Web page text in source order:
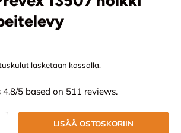
lasketaan kassalla.
4.8/5 based on 511 reviews.
MÄÄRÄÄLISÄÄ OSTOSKORIIN